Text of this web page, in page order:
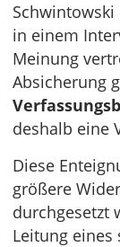
in einem
Meinung
Absicherung
deshalb eine
Diese
größere
durchgesetzt
Leitung